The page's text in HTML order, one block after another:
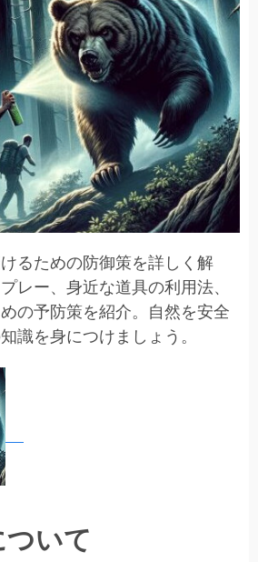
るための防御策を詳しく解
レー、身近な道具の利用法、
の予防策を紹介。自然を安全
識を身につけましょう。
いて